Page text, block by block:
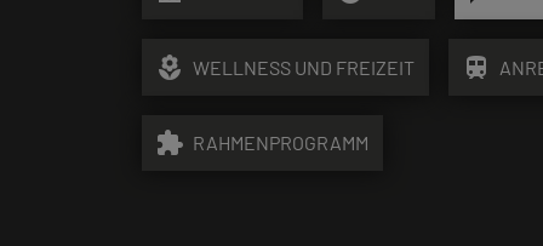
local_florist WELLNESS UND FREIZEIT train
extension RAHMENPROGRAMM